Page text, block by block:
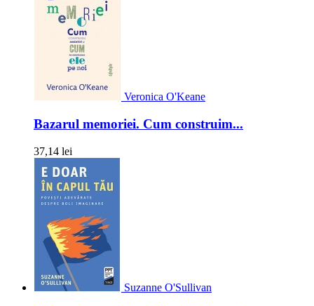
Veronica O'Keane
Bazarul memoriei. Cum construim...
37,14 lei
Suzanne O'Sullivan